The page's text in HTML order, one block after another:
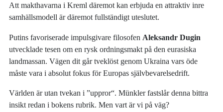
Att makthavarna i Kreml däremot kan erbjuda en attraktiv inre
samhällsmodell är däremot fullständigt uteslutet.
Putins favoriserade impulsgivare filosofen Aleksandr Dugin
utvecklade tesen om en rysk ordningsmakt på den eurasiska
landmassan. Vägen dit går tveklöst genom Ukraina vars öde
måste vara i absolut fokus för Europas självbevarelsedrift.
Världen är utan tvekan i ”uppror“. Münkler fastslår denna bittra
insikt redan i bokens rubrik. Men vart är vi på väg?